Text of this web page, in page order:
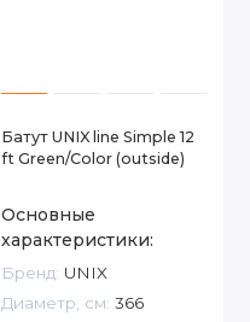
Батут UNIX line Simple 12
ft Green/Color (outside)
Основные
характеристики:
Бренд: UNIX
Диаметр, см: 366